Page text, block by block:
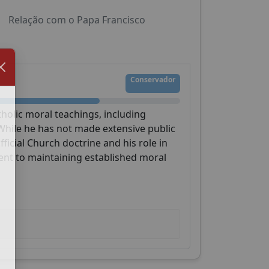
Relação com o Papa Francisco
Conservador
moral teachings, including
he has not made extensive public
Church doctrine and his role in
to maintaining established moral